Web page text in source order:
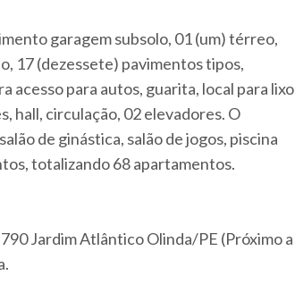
garagem subsolo, 01 (um) térreo,
17 (dezessete) pavimentos tipos,
para autos, guarita, local para lixo
hall, circulação, 02 elevadores. O
de ginástica, salão de jogos, piscina
totalizando 68 apartamentos.
Jardim Atlântico Olinda/PE (Próximo a